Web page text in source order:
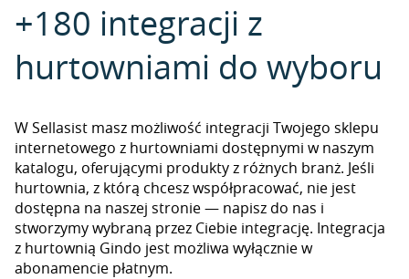
+180 integracji z
hurtowniami do wyboru
W Sellasist masz możliwość integracji Twojego sklepu
internetowego z hurtowniami dostępnymi w naszym
katalogu, oferującymi produkty z różnych branż. Jeśli
hurtownia, z którą chcesz współpracować, nie jest
dostępna na naszej stronie — napisz do nas i
stworzymy wybraną przez Ciebie integrację. Integracja
z hurtownią Gindo jest możliwa wyłącznie w
abonamencie płatnym.